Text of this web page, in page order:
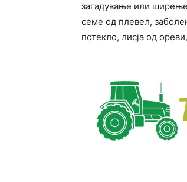
загадување или
семе од плевел,
потекло, лисја од